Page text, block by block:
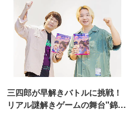
三四郎が早解きバトルに挑戦！
リアル謎解きゲームの舞台"錦糸